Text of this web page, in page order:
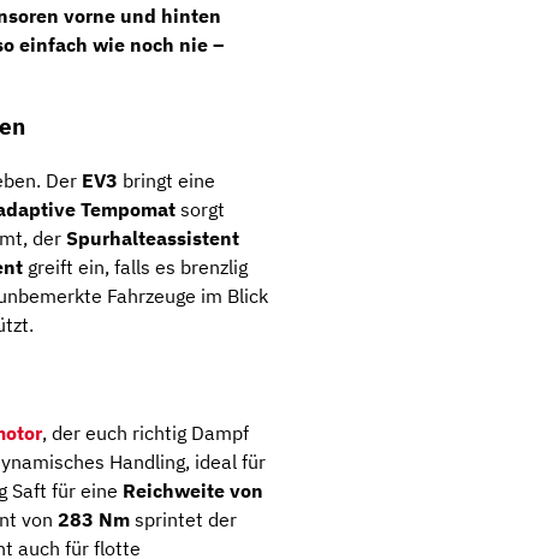
vorne und hinten
einfach wie noch nie –
Der EV3 bringt eine
Tempomat sorgt
der Spurhalteassistent
greift ein, falls es brenzlig
Fahrzeuge im Blick
, der euch richtig Dampf
Handling, ideal für
Saft für eine Reichweite von
von 283 Nm sprintet der
auch für flotte